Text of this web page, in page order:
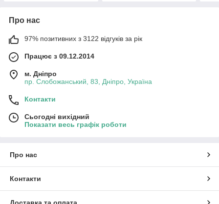
Про нас
97% позитивних з 3122 відгуків за рік
Працює з 09.12.2014
м. Дніпро
пр. Слобожанський, 83, Дніпро, Україна
Контакти
Сьогодні вихідний
Показати весь графік роботи
Про нас
Контакти